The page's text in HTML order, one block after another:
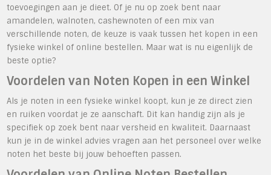
toevoegingen aan je dieet. Of je nu op zoek bent naar
amandelen, walnoten, cashewnoten of een mix van
verschillende noten, de keuze is vaak tussen het kopen in een
fysieke winkel of online bestellen. Maar wat is nu eigenlijk de
beste optie?
Voordelen van Noten Kopen in een Winkel
Als je noten in een fysieke winkel koopt, kun je ze direct zien
en ruiken voordat je ze aanschaft. Dit kan handig zijn als je
specifiek op zoek bent naar versheid en kwaliteit. Daarnaast
kun je in de winkel advies vragen aan het personeel over welke
noten het beste bij jouw behoeften passen.